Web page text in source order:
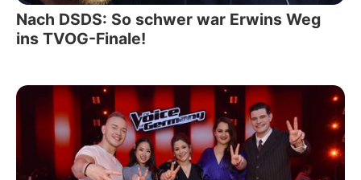
Nach DSDS: So schwer war Erwins Weg
ins TVOG-Finale!